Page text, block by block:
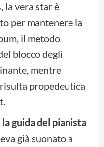
la vera star è
per mantenere la
il metodo
blocco degli
mentre
propedeutica
guida del pianista
già suonato a